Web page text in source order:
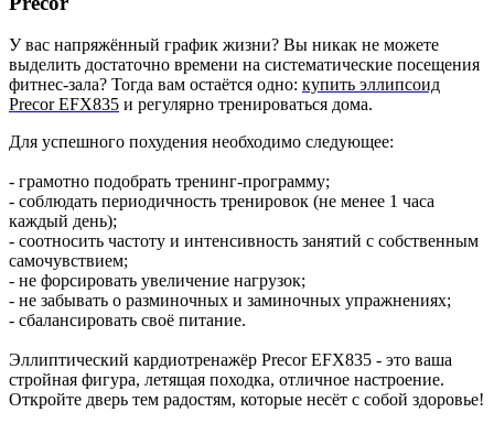
У вас напряжённый график жизни? Вы никак не можете
выделить достаточно времени на систематические посещения
фитнес-зала? Тогда вам остаётся одно: купить эллипсоид
Precor EFX835 и регулярно тренироваться дома.
Для успешного похудения необходимо следующее:
- грамотно подобрать тренинг-программу;
- соблюдать периодичность тренировок (не менее 1 часа
каждый день);
- соотносить частоту и интенсивность занятий с собственным
самочувствием;
- не форсировать увеличение нагрузок;
- не забывать о разминочных и заминочных упражнениях;
- сбалансировать своё питание.
Эллиптический кардиотренажёр Precor EFX835 - это ваша
стройная фигура, летящая походка, отличное настроение.
Откройте дверь тем радостям, которые несёт с собой здоровье!